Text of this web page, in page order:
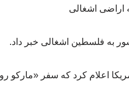
به فلسطین اشغالی خبر داد.
اعلام کرد که سفر «مارکو